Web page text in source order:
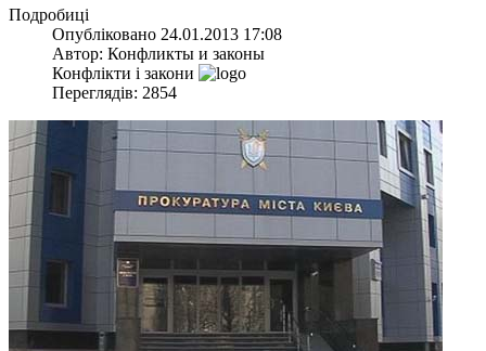
Подробиці
Опубліковано 24.01.2013 17:08
Автор: Конфликты и законы
Конфлікти і закони
Переглядів: 2854